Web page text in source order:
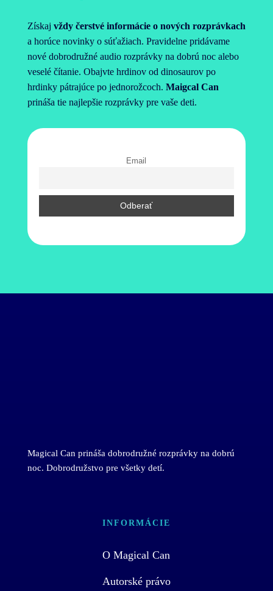
Získaj vždy čerstvé informácie o nových rozprávkach
a horúce novinky o súťažiach. Pravidelne pridávame
nové dobrodružné audio rozprávky na dobrú noc alebo
veselé čítanie. Obajvte hrdinov od dinosaurov po
hrdinky pátrajúce po jednorožcoch. Maigcal Can
prináša tie najlepšie rozprávky pre vaše deti.
Email
Magical Can prináša dobrodružné rozprávky na dobrú
noc. Dobrodružstvo pre všetky detí.
INFORMÁCIE
O Magical Can
Autorské právo